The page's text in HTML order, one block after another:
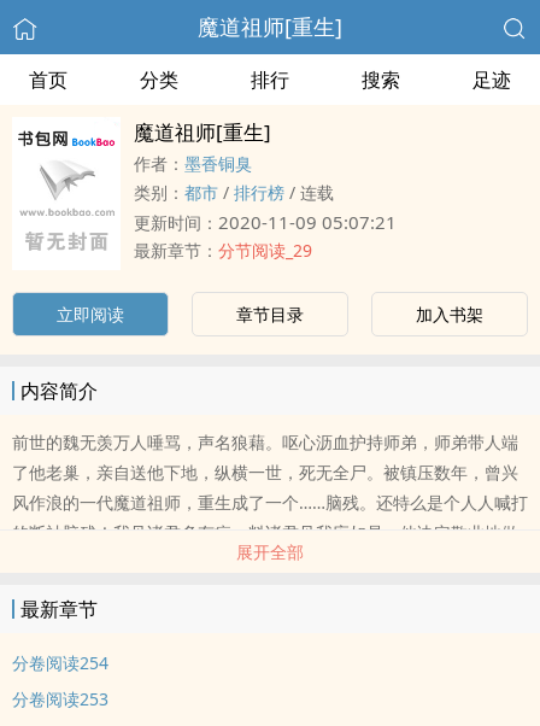
魔道祖师[重生]
首页 分类 排行 搜索 足迹
魔道祖师[重生]
作者： 墨香铜臭
类别： 都市 / 排行榜 / 连载
更新时间： 2020-11-09 05:07:21
最新章节： 分节阅读_29
立即阅读 章节目录 加入书架
内容简介
前世的魏无羡万人唾骂，声名狼藉。呕心沥血护持师弟，师弟带人端
了他老巢，亲自送他下地，纵横一世，死无全尸。被镇压数年，曾兴
风作浪的一代魔道祖师，重生成了一个……脑残。还特么是个人人喊打
的断袖脑残！我见诸君多有病，料诸君见我应如是。他决定敬业地做
好一名脑残。但修鬼道不修仙，任你千军万马，十方恶霸，九州奇
驱策！高贵冷艳攻×邪魅狂狷受 1主角他是个挂比，自带王霸之气 σ( °
△ °|||)！③本文主线打怪搅基带孩子，日常撒泼发疯耍赖扮猪吃老
上9:00以后更新。完结穿书文《人渣反派自救系统》：专栏，星星眼
展开全部
最新章节
分卷阅读254
分卷阅读253